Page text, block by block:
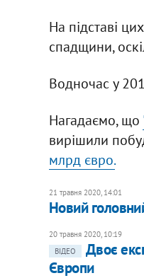
На підставі
спадщини,
Водночас у
Нагадаємо, що
вирішили
млрд євро.
21 травня 2020, 14:01
Новий
20 травня 2020, 10:19
ВІДЕО
Двоє
Європи